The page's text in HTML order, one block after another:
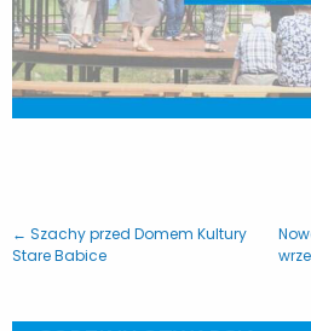
← Szachy przed Domem Kultury
Stare Babice